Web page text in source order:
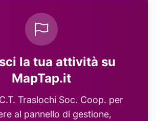
la tua attività su
MapTap.it
C.T. Traslochi Soc. Coop. per
al pannello di gestione,